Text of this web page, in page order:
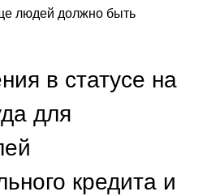
людей должно быть
в статусе на
для
кредита и